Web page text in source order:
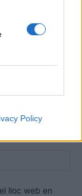
Policy
lloc web en